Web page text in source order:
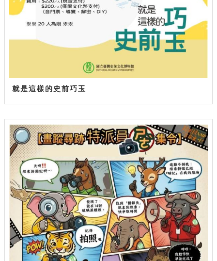
就是這樣的史前巧玉